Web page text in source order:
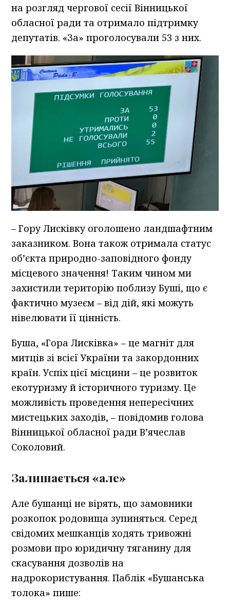
на розгляд чергової сесії Вінницької
обласної ради та отримало підтримку
депутатів. «За» проголосували 53 з них.
– Гору Лисківку оголошено ландшафтним
заказником. Вона також отримала статус
об’єкта природно-заповідного фонду
місцевого значення! Таким чином ми
захистили територію поблизу Буші, що є
фактично музеєм – від дій, які можуть
нівелювати її цінність.
Буша, «Гора Лисківка» – це магніт для
митців зі всієї України та закордонних
країн. Успіх цієї місцини – це розвиток
екотуризму й історичного туризму. Це
можливість проведення непересічних
мистецьких заходів, – повідомив голова
Вінницької обласної ради В’ячеслав
Соколовий.
Залишається «але»
Але бушанці не вірять, що замовники
розкопок родовища зупиняться. Серед
свідомих мешканців ходять тривожні
розмови про юридичну тяганину для
скасування дозволів на
надрокористування. Паблік «Бушанська
толока» пише: